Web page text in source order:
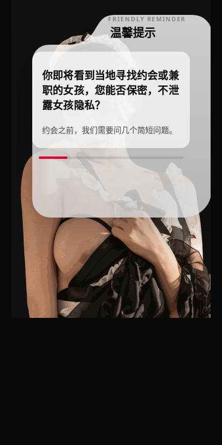
FRIENDLY REMINDER
温馨提示
你即将看到当地寻找约会或兼
职的女孩，您能否保密，不泄
露女孩隐私？
约会之前，我们需要问几个简短问题。